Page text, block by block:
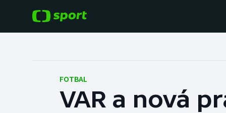
Hokej Baseball a softbal
FOTBAL
VAR a nová